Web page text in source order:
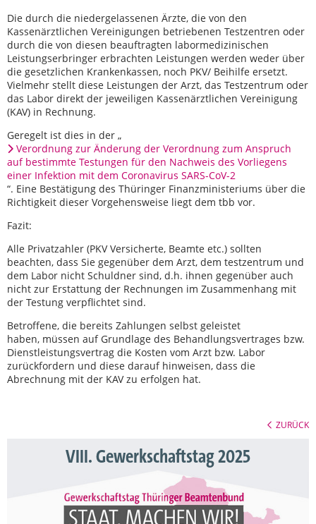
Die durch die niedergelassenen Ärzte, die von den
Kassenärztlichen Vereinigungen betriebenen Testzentren oder
durch die von diesen beauftragten labormedizinischen
Leistungserbringer erbrachten Leistungen werden weder über
die gesetzlichen Krankenkassen, noch PKV/ Beihilfe ersetzt.
Vielmehr stellt diese Leistungen der Arzt, das Testzentrum oder
das Labor direkt der jeweiligen Kassenärztlichen Vereinigung
(KAV) in Rechnung.
Geregelt ist dies in der „
Verordnung zur Änderung der Verordnung zum Anspruch
auf bestimmte Testungen für den Nachweis des Vorliegens
einer Infektion mit dem Coronavirus SARS-CoV-2
“. Eine Bestätigung des Thüringer Finanzministeriums über die
Richtigkeit dieser Vorgehensweise liegt dem tbb vor.
Fazit:
Alle Privatzahler (PKV Versicherte, Beamte etc.) sollten
beachten, dass Sie gegenüber dem Arzt, dem testzentrum und
dem Labor nicht Schuldner sind, d.h. ihnen gegenüber auch
nicht zur Erstattung der Rechnungen im Zusammenhang mit
der Testung verpflichtet sind.
Betroffene, die bereits Zahlungen selbst geleistet
haben, müssen auf Grundlage des Behandlungsvertrages bzw.
Dienstleistungsvertrag die Kosten vom Arzt bzw. Labor
zurückfordern und diese darauf hinweisen, dass die
Abrechnung mit der KAV zu erfolgen hat.
ZURÜCK
VIII. Gewerkschaftstag 2025